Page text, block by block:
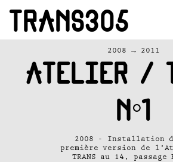
TRANS305
2008→2011
ATELIER /
N°1
2008 - Installation
première version de
TRANS au 14, passage